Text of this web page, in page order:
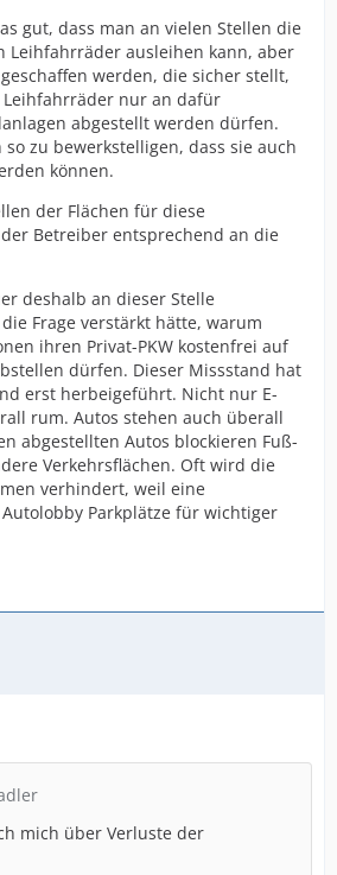
gut, dass man an vielen Stellen die
Leihfahrräder ausleihen kann, aber
werden, die sicher stellt,
nur an dafür
abgestellt werden dürfen.
zu bewerkstelligen, dass sie auch
können.
der Flächen für diese
Betreiber entsprechend an die
deshalb an dieser Stelle
Frage verstärkt hätte, warum
ihren Privat-PKW kostenfrei auf
dürfen. Dieser Missstand hat
erst herbeigeführt. Nicht nur E-
rum. Autos stehen auch überall
abgestellten Autos blockieren Fuß-
Verkehrsflächen. Oft wird die
verhindert, weil eine
Parkplätze für wichtiger
mich über Verluste der